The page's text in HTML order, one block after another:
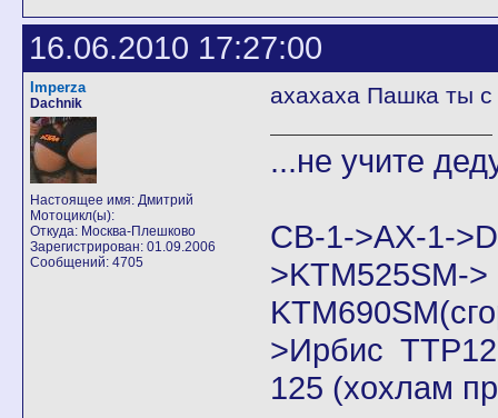
16.06.2010 17:27:00
Imperza
Dachnik
Настоящее имя: Дмитрий
Мотоцикл(ы):
Откуда: Москва-Плешково
Зарегистрирован: 01.09.2006
Сообщений: 4705
ахахаха Пашка ты
...не учите
CB-1->AX-
>KTM525SM->
>Ирбис
125 (хохлам